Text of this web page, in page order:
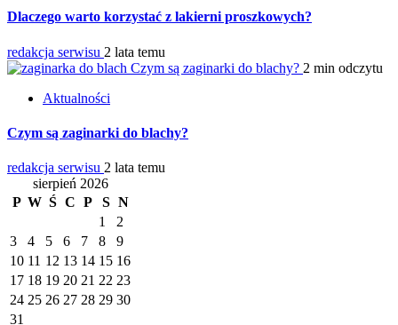
Dlaczego warto korzystać z lakierni proszkowych?
redakcja serwisu 2 lata temu
Czym są zaginarki do blachy? 2 min odczytu
Aktualności
Czym są zaginarki do blachy?
redakcja serwisu 2 lata temu
sierpień 2026
P W Ś C P S N
1
2
3
4 5 6 7 8
9
10 11 12 13 14 15 16
17 18 19 20 21 22 23
24 25 26 27 28 29 30
31